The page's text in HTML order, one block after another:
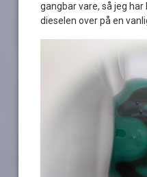
gangbar vare, så jeg
dieselen over på en